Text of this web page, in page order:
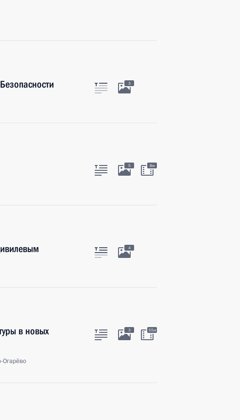
3
5 8м
4
в новых
Огарёво
3 55м